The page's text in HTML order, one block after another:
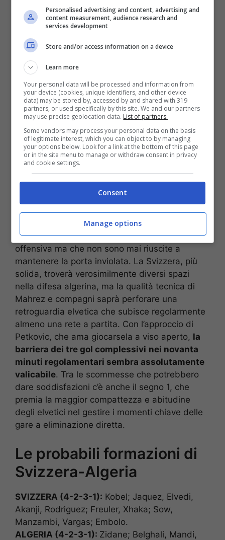
scommesse
Inserisci il codice BONUSBET in fase di registrazione:
ricevi il 50% gratis sul primo deposito fino a 50€
50€ di Bonus reale
VERIFICA
Mostra Informazioni
Il pronostico
Due squadre che sanno come fare male in fase
offensiva ma che non sono mai riuscite a
mantenere la porta inviolata. La Svizzera, più
solida, troverà verosimilmente diversi spazi
nella difesa algerina, ma la qualità tecnica di
Mahrez e compagni saprà perforare una
retroguardia elvetica che subisce regolarmente
almeno una rete a partita. Con l’approccio di
Petkovic, che ama giocarsela a viso aperto, la
barriera dei tre gol complessivi nei novanta
minuti regolamentari sembra assolutamente
valicabile. Tra le scommesse che potrebbero
dare soddisfazioni c’è anche il segno 1, che
premia la maggior compattezza e abitudine
degli elvetici nel gestire i momenti chiave delle
gare a eliminazione diretta.
Le probabili formazioni di
Svizzera-Algeria
SVIZZERA (4-2-3-1): Kobel; Jaquez, Elvedi,
Akanji, Rodriguez; Freuler, Xhaka; Sow,
Manzambi, Vargas; Embolo.
ALGERIA (4-2-3-1): Zidane; Belghali, Mandi,
Personalised advertising and content, advertising and
content measurement, audience research and
services development
Store and/or access information on a device
Learn more
Your personal data will be processed and information from
your device (cookies, unique identifiers, and other device
data) may be stored by, accessed by and shared with 319
partners, or used specifically by this site. We and our partners
may use precise geolocation data. List of partners.
Some vendors may process your personal data on the basis
of legitimate interest, which you can object to by managing
your options below. Look for a link at the bottom of this page
or in the site menu to manage or withdraw consent in privacy
and cookie settings.
Consent
Manage options